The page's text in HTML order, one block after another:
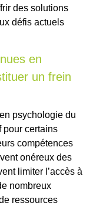
des solutions
défis actuels
en
un frein
psychologie du
pour certains
compétences
onéreux des
limiter l’accès à
nombreux
ressources